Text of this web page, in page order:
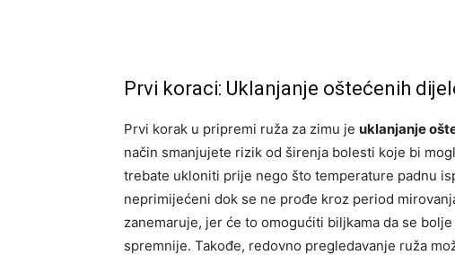
Prvi koraci: Uklanjanje oštećenih
Prvi korak u pripremi ruža za zimu je uklanjanje
način smanjujete rizik od širenja bolesti koje bi
trebate ukloniti prije nego što temperature padnu
neprimijećeni dok se ne prođe kroz period
zanemaruje, jer će to omogućiti biljkama da se
spremnije. Takođe, redovno pregledavanje ruža